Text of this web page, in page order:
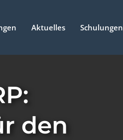
Aktuelles Schulungen
den